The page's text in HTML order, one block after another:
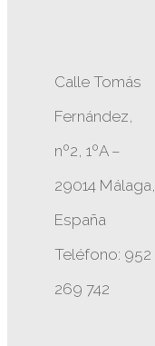
Calle Tomás
Fernández,
nº2, 1ºA –
29014 Málaga,
España
Teléfono: 952
269 742